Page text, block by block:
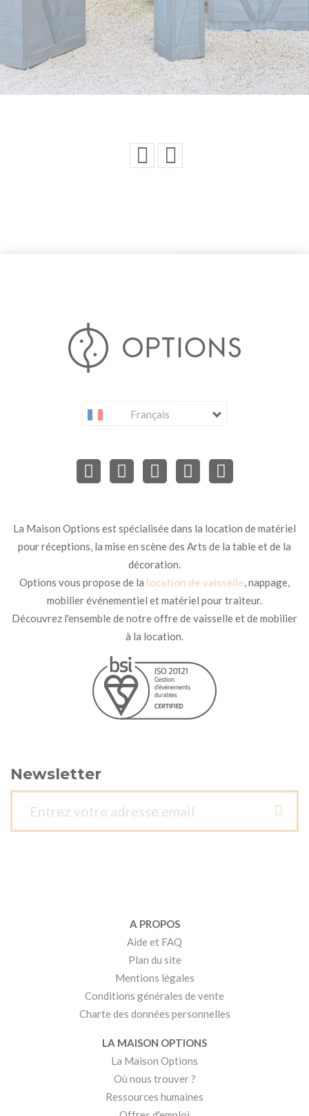
Français
La Maison Options est spécialisée dans la location de matériel
pour réceptions, la mise en scène des Arts de la table et de la
décoration.
Options vous propose de la location de vaisselle, nappage,
mobilier événementiel et matériel pour traiteur.
Découvrez l'ensemble de notre offre de vaisselle et de mobilier
à la location.
Newsletter
A PROPOS
Aide et FAQ
Plan du site
Mentions légales
Conditions générales de vente
Charte des données personnelles
LA MAISON OPTIONS
La Maison Options
Où nous trouver ?
Ressources humaines